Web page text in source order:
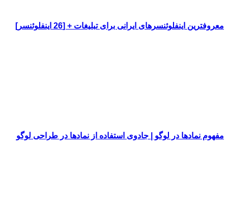
معروفترین اینفلوئنسرهای ایرانی برای تبلیغات + [26 اینفلوئنسر]
مفهوم نمادها در لوگو | جادوی استفاده از نمادها در طراحی لوگو